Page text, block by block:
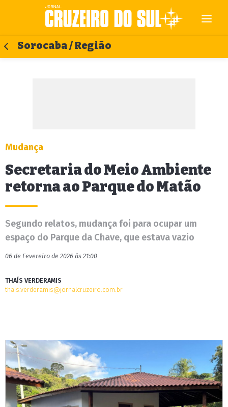
Sorocaba / Região
Mudança
Secretaria do Meio Ambiente
retorna ao Parque do Matão
Segundo relatos, mudança foi para ocupar um
espaço do Parque da Chave, que estava vazio
06 de Fevereiro de 2026 às 21:00
THAÍS VERDERAMIS
thais.verderamis@jornalcruzeiro.com.br